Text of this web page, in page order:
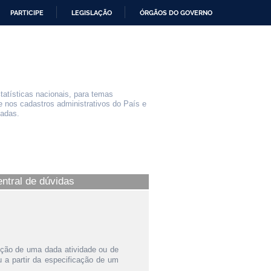
PARTICIPE LEGISLAÇÃO ÓRGÃOS DO GOVERNO
nacionais, para temas
cadastros administrativos do País e
de dúvidas
de uma dada atividade ou de
a partir da especificação de um